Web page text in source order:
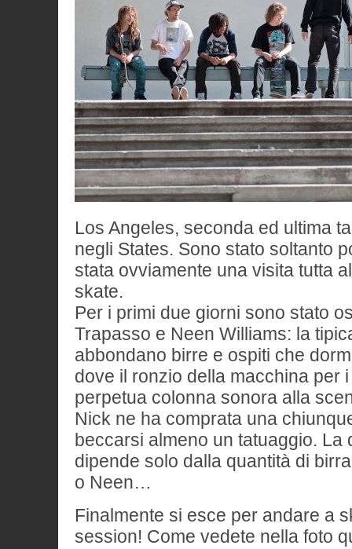
Los Angeles, seconda ed ultima
negli States. Sono stato soltanto
stata ovviamente una visita tutta
skate.
Per i primi due giorni sono stato
Trapasso e Neen Williams: la
abbondano birre e ospiti che
dove il ronzio della macchina per
perpetua colonna sonora alla
Nick ne ha comprata una
beccarsi almeno un tatuaggio. La
dipende solo dalla quantità di
o Neen…
Finalmente si esce per andare a
session! Come vedete nella foto